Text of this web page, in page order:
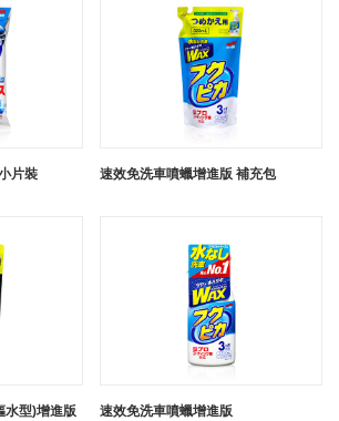
片裝 速效免洗車噴蠟增進版 補充包
水型)增進版
速效免洗車噴蠟增進版